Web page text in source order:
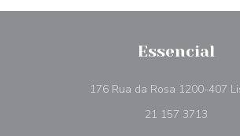
Essencial
176 Rua da Rosa 1200-407
21 157 3713